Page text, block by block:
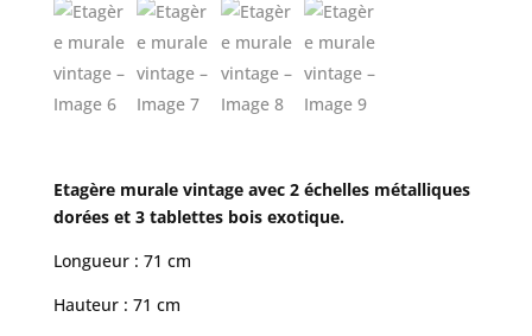
Etagère murale vintage avec 2 échelles métalliques
dorées et 3 tablettes bois exotique.
Longueur : 71 cm
Hauteur : 71 cm